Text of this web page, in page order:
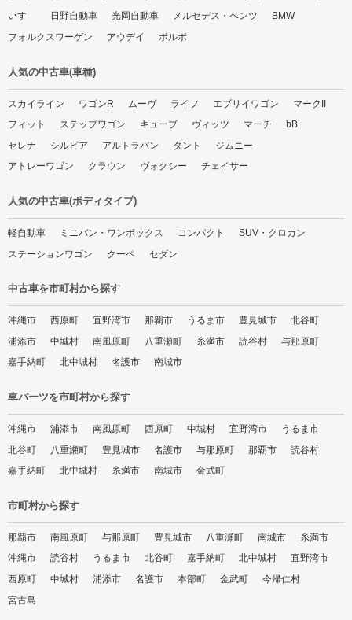
いすゞ
日野自動車 光岡自動車 メルセデス・ベンツ
BMW
フォルクスワーゲン
アウデイ ボルボ
人気の中古車(車種)
スカイライン ワゴンR ムーヴ ライフ エブリイワゴン
マークII
フィット
ステップワゴン キューブ ヴィッツ マーチ
bB
セレナ
シルビア アルトラパン タント
ジムニー
アトレーワゴン
クラウン ヴォクシー チェイサー
人気の中古車(ボディタイプ)
軽自動車 ミニバン・ワンボックス コンパクト
SUV・クロカン
ステーションワゴン
クーペ セダン
中古車を市町村から探す
沖縄市 西原町 宜野湾市 那覇市 うるま市 豊見城市
北谷町
浦添市
中城村 南風原町 八重瀬町 糸満市 読谷村
与那原町
嘉手納町
北中城村 名護市 南城市
車パーツを市町村から探す
沖縄市 浦添市 南風原町 西原町 中城村 宜野湾市
うるま市
北谷町
八重瀬町 豊見城市 名護市 与那原町 那覇市
読谷村
嘉手納町
北中城村 糸満市 南城市 金武町
市町村から探す
那覇市 南風原町 与那原町 豊見城市 八重瀬町 南城市
糸満市
沖縄市
読谷村 うるま市 北谷町 嘉手納町 北中城村
宜野湾市
西原町
中城村 浦添市 名護市 本部町 金武町
今帰仁村
宮古島